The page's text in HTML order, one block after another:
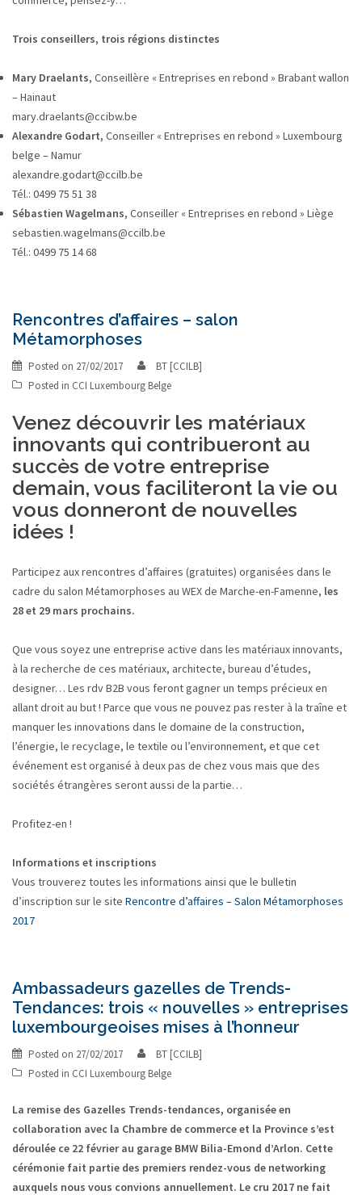
Trois conseillers, trois régions distinctes
Mary Draelants, Conseillère « Entreprises en rebond » Brabant wallon
– Hainaut
mary.draelants@ccibw.be
Alexandre Godart, Conseiller « Entreprises en rebond » Luxembourg
belge – Namur
alexandre.godart@ccilb.be
Tél.: 0499 75 51 38
Sébastien Wagelmans, Conseiller « Entreprises en rebond » Liège
sebastien.wagelmans@ccilb.be
Tél.: 0499 75 14 68
Rencontres d’affaires – salon
Métamorphoses
Posted on 27/02/2017
BT [CCILB]
Posted in CCI Luxembourg Belge
Venez découvrir les matériaux
innovants qui contribueront au
succès de votre entreprise
demain, vous faciliteront la vie ou
vous donneront de nouvelles
idées !
Participez aux rencontres d’affaires (gratuites) organisées dans le
cadre du salon Métamorphoses au WEX de Marche-en-Famenne, les
28 et 29 mars prochains.
Que vous soyez une entreprise active dans les matériaux innovants,
à la recherche de ces matériaux, architecte, bureau d’études,
designer… Les rdv B2B vous feront gagner un temps précieux en
allant droit au but ! Parce que vous ne pouvez pas rester à la traîne et
manquer les innovations dans le domaine de la construction,
l’énergie, le recyclage, le textile ou l’environnement, et que cet
événement est organisé à deux pas de chez vous mais que des
sociétés étrangères seront aussi de la partie…
Profitez-en !
Informations et inscriptions
Vous trouverez toutes les informations ainsi que le bulletin
d’inscription sur le site Rencontre d’affaires – Salon Métamorphoses
2017
Ambassadeurs gazelles de Trends-
Tendances: trois « nouvelles » entreprises
luxembourgeoises mises à l’honneur
Posted on 27/02/2017
BT [CCILB]
Posted in CCI Luxembourg Belge
La remise des Gazelles Trends-tendances, organisée en
collaboration avec la Chambre de commerce et la Province s’est
déroulée ce 22 février au garage BMW Bilia-Emond d’Arlon. Cette
cérémonie fait partie des premiers rendez-vous de networking
auxquels nous vous convions annuellement. Le cru 2017 ne fait